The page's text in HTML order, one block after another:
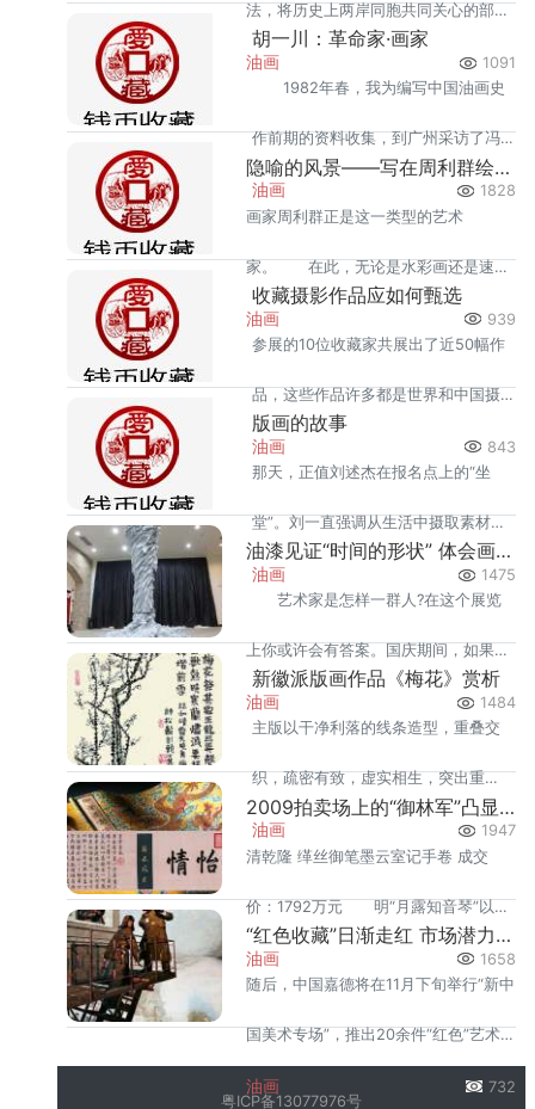
法，将历史上两岸同胞共同关心的部分
景点与故事，以浓缩近两万平方公里国
以增强两岸血浓于水的同胞意识。
油画 1091
胡一川：革命家·画家
1982年春，我为编写中国油画史
作前期的资料收集，到广州采访了冯
刚佰、胡根天、梁雪鸿、赵兽、杨秋
油画 1828
隐喻的风景——写在周利群绘画作品展之前
画家周利群正是这一类型的艺术
家。 在此，无论是水彩画还是速
写，艺术家周利群都带给我们一种怀旧
油画 939
收藏摄影作品应如何甄选
参展的10位收藏家共展出了近50幅作
品，这些作品许多都是世界和中国摄
影史上的著名作品，而且绝大部分都
油画 843
版画的故事
那天，正值刘述杰在报名点上的“坐
堂”。刘一直强调从生活中摄取素材，
在生活的原型中提炼，严格从速写到
油画 1475
油漆见证“时间的形状” 体会画廊的一次艺术之旅
艺术家是怎样一群人?在这个展览
上你或许会有答案。国庆期间，如果你
不离开成都，不妨到A4画廊来次小小
油画 1484
新徽派版画作品《梅花》赏析
主版以干净利落的线条造型，重叠交
织，疏密有致，虚实相生，突出重
点，主体形象明确。”笔由心生，刀由
赖少其刀笔配合默契。
油画 1947
2009拍卖场上的“御林军”凸显宫廷艺术价值
清乾隆 缂丝御笔墨云室记手卷 成交
价：1792万元 明“月露知音琴”以
2184万元人民币成交，&ldq
油画 1658
“红色收藏”日渐走红 市场潜力不容小觑
随后，中国嘉德将在11月下旬举行“新中
国美术专场”，推出20余件“红色”艺术
品。
油画
732
粤ICP备13077976号